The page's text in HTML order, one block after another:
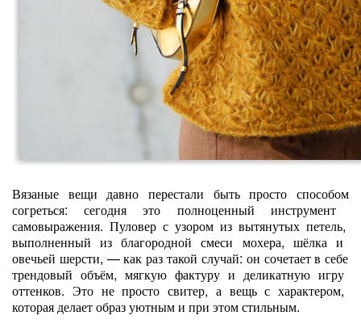
Вязаные вещи давно перестали бытьпросто способом
согреться: сегодня это полноценный инструмент
самовыражения. Пуловер с узором из вытянутых петель,
выполненный из благородной смеси мохера, шёлкаи
овечьей шерсти, — как раз такой случай: он сочетаетв себе
трендовый объём, мягкую фактуру и деликатную игру
оттенков. Этонепросто свитер, авещьс характером,
котораяделаетобразуютными при этомстильным.